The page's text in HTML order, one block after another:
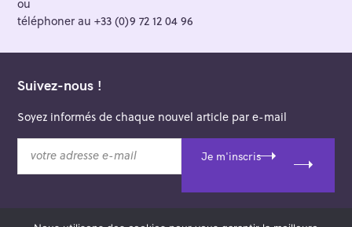
téléphoner au +33 (0)9 72 12 04 96
Suivez-nous !
Soyez informés de chaque nouvel article par e-mail
t
Je m'inscris